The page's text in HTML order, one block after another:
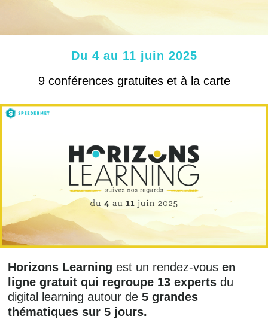
Du 4 au 11 juin 2025
9 conférences gratuites et à la carte
Horizons Learning est un rendez-vousen
ligne gratuit qui regroupe 13 experts du
digital learning autour de5 grandes
thématiques sur 5 jours.